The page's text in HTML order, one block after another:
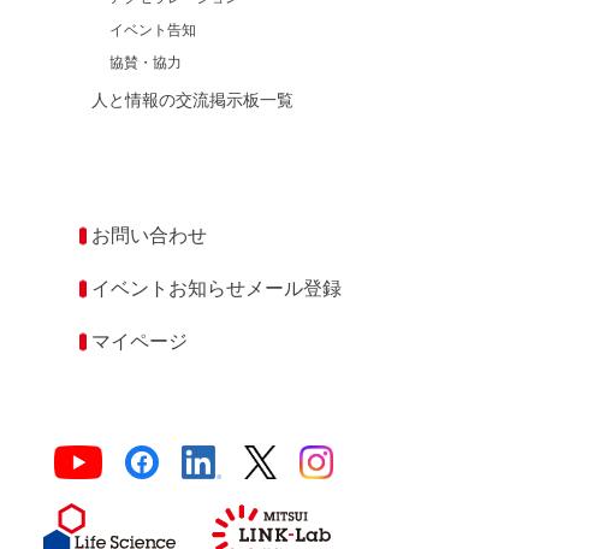
イベント告知
協賛・協力
人と情報の交流掲示板一覧
お問い合わせ
イベントお知らせメール登録
マイページ